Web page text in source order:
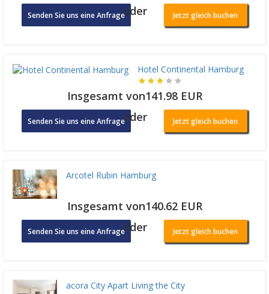
Senden Sie uns eine Anfrageoder Jetzt gleich buchen
Hotel Continental Hamburg
Insgesamt von141.98 EUR
Senden Sie uns eine Anfrageoder Jetzt gleich buchen
Arcotel Rubin Hamburg
Insgesamt von140.62 EUR
Senden Sie uns eine Anfrageoder Jetzt gleich buchen
acora City Apart Living the City